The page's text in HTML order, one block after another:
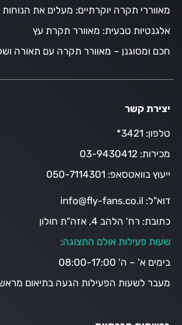
מאווררי תקרה יוקרתיים: מעלים את הנוחות
אלגנטיות טבעית: מאוורר תקרת עץ
חכם ומסוגנן – מאוורר תקרה עם תאורה
יצירת קשר
טלפון: 3421*
מכירות: 03-9430412
ייעוץ בוואטסאפ: 050-7114301
דוא"ל: info@fly-fans.co.il
כתובת: רח' הלהב 4, אזה"ת חולון
שעות פעילות אולם התצוגה:
בימים א' – ה' 08:00-17:00
מעבר לשעות הפעילות הגעה בתיאום